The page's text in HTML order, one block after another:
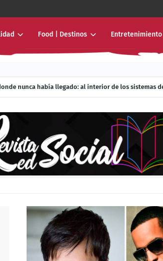
Food | Destinos Entretenimiento
nunca había llegado: al interior de los sistemas